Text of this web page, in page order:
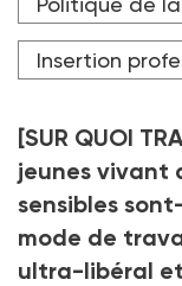
Crédit photo DR
Insertion
[SUR QUOI
jeunes vivant
sensibles
mode de
ultra-libéral